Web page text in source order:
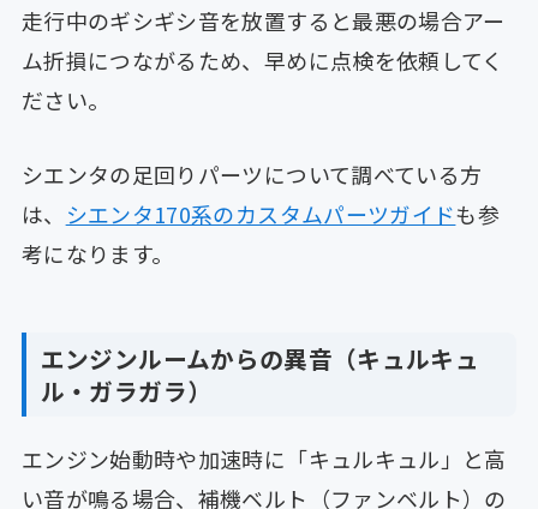
走行中のギシギシ音を放置すると最悪の場合アー
ム折損につながるため、早めに点検を依頼してく
ださい。
シエンタの足回りパーツについて調べている方
は、 シエンタ170系のカスタムパーツガイドも参
考になります。
エンジンルームからの異音（キュルキュ
ル・ガラガラ）
エンジン始動時や加速時に「キュルキュル」と高
い音が鳴る場合、補機ベルト（ファンベルト）の